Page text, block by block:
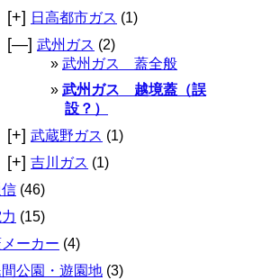
[+] 日高都市ガス (1)
[—] 武州ガス (2)
武州ガス 蓋全般
武州ガス 越境蓋（誤
設？）
[+] 武蔵野ガス (1)
[+] 吉川ガス (1)
(46)
(15)
ーカー (4)
間公園・遊園地 (3)